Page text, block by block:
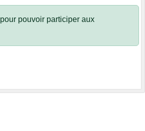
pour pouvoir participer aux